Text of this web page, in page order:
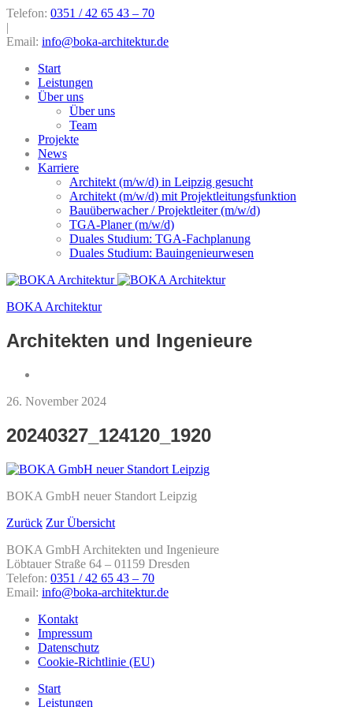
Telefon: 0351 / 42 65 43 – 70
|
Email: info@boka-architektur.de
Start
Leistungen
Über uns
Über uns
Team
Projekte
News
Karriere
Architekt (m/w/d) in Leipzig gesucht
Architekt (m/w/d) mit Projektleitungsfunktion
Bauüberwacher / Projektleiter (m/w/d)
TGA-Planer (m/w/d)
Duales Studium: TGA-Fachplanung
Duales Studium: Bauingenieurwesen
BOKA Architektur
Architekten und Ingenieure
26. November 2024
20240327_124120_1920
BOKA GmbH neuer Standort Leipzig
Zurück Zur Übersicht
BOKA GmbH Architekten und Ingenieure
Löbtauer Straße 64 – 01159 Dresden
Telefon: 0351 / 42 65 43 – 70
Email: info@boka-architektur.de
Kontakt
Impressum
Datenschutz
Cookie-Richtlinie (EU)
Start
Leistungen